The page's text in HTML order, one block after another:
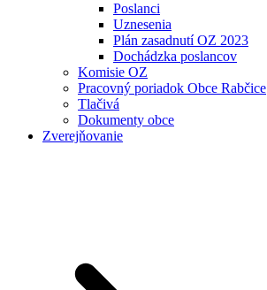
Poslanci
Uznesenia
Plán zasadnutí OZ 2023
Dochádzka poslancov
Komisie OZ
Pracovný poriadok Obce Rabčice
Tlačivá
Dokumenty obce
Zverejňovanie